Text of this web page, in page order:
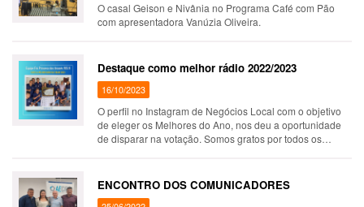
O casal Geison e Nivânia no Programa Café com Pão
com apresentadora Vanúzia Oliveira.
Destaque como melhor rádio 2022/2023
16/10/2023
O perfil no Instagram de Negócios Local com o objetivo
de eleger os Melhores do Ano, nos deu a oportunidade
de disparar na votação. Somos gratos por todos os
ENCONTRO DOS COMUNICADORES